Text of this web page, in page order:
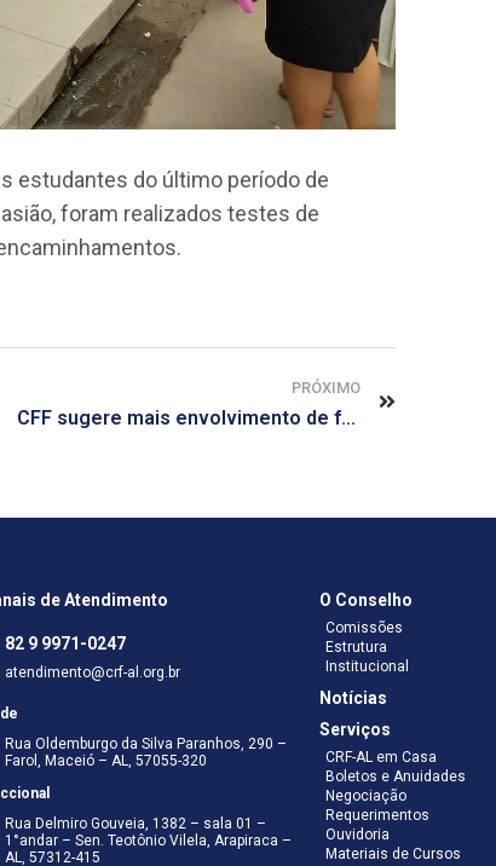
estudantes do último período de
foram realizados testes de
PRÓXIMO
CFF sugere mais envolvimento de farmacêuticos em ações estratégicas para redução da sífilis no Brasil
de Atendimento
82 9 9971-0247
atendimento@crf-al.org.br
Rua Oldemburgo da Silva Paranhos, 290 –
Farol, Maceió – AL, 57055-320
Rua Delmiro Gouveia, 1382 – sala 01 –
1°andar – Sen. Teotônio Vilela, Arapiraca –
AL, 57312-415
O Conselho
Comissões
Estrutura
Institucional
Notícias
Serviços
CRF-AL em Casa
Boletos e Anuidades
Negociação
Requerimentos
Ouvidoria
Materiais de Cursos